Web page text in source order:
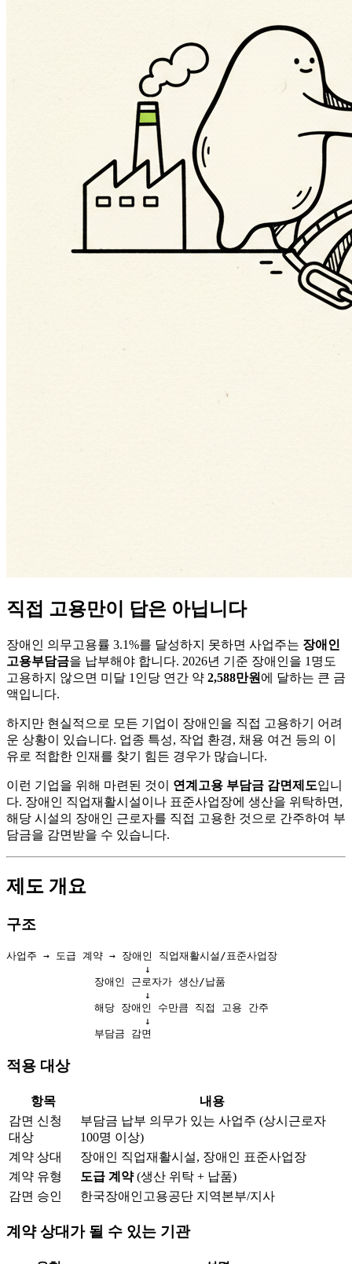
직접 고용만이 답은 아닙니다
장애인 의무고용률 3.1%를 달성하지 못하면 사업주는 장애인
고용부담금을 납부해야 합니다. 2026년 기준 장애인을 1명도
고용하지 않으면 미달 1인당 연간 약 2,588만원 에 달하는 큰 금
액입니다.
하지만 현실적으로 모든 기업이 장애인을 직접 고용하기 어려
운 상황이 있습니다. 업종 특성, 작업 환경, 채용 여건 등의 이
유로 적합한 인재를 찾기 힘든 경우가 많습니다.
이런 기업을 위해 마련된 것이 연계고용 부담금 감면제도입니
다. 장애인 직업재활시설이나 표준사업장에 생산을 위탁하면,
해당 시설의 장애인 근로자를 직접 고용한 것으로 간주하여 부
담금을 감면받을 수 있습니다.
제도 개요
구조
사업주 → 도급 계약 → 장애인 직업재활시설/표준사업장
                      ↓
              장애인 근로자가 생산/납품
                      ↓
              해당 장애인 수만큼 직접 고용 간주
                      ↓
적용 대상
항목
내용
감면 신청
대상
부담금 납부 의무가 있는 사업주 (상시근로자
100명 이상)
계약 상대
장애인 직업재활시설, 장애인 표준사업장
계약 유형
도급 계약(생산 위탁 + 납품)
감면 승인
한국장애인고용공단 지역본부/지사
계약 상대가 될 수 있는 기관